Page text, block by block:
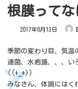
根膜ってな
2017年6月13日
季節の変わり目、気温
連菌、水疱瘡、、、い
((+_+))
みなさん、体調にはく